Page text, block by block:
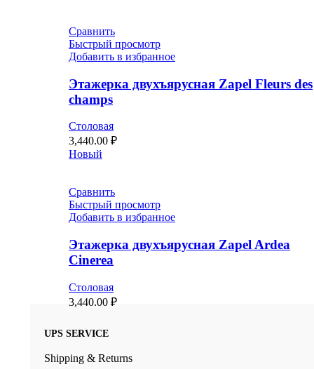
Сравнить
Быстрый просмотр
Добавить в избранное
Этажерка двухъярусная Zapel Fleurs des
champs
Столовая
3,440.00 ₽
Новый
Сравнить
Быстрый просмотр
Добавить в избранное
Этажерка двухъярусная Zapel Ardea
Cinerea
Столовая
3,440.00 ₽
UPS SERVICE
Shipping & Returns